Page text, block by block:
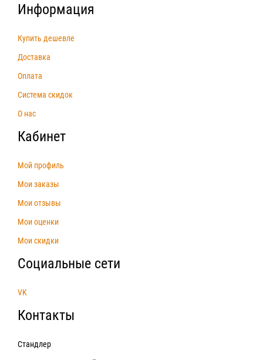
Информация
Купить дешевле
Доставка
Оплата
Система скидок
О нас
Кабинет
Мой профиль
Мои заказы
Мои отзывы
Мои оценки
Мои скидки
Социальные сети
VK
Контакты
Стандлер